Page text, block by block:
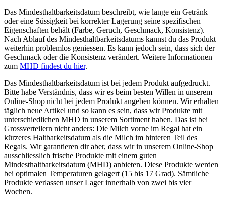
Das Mindesthaltbarkeitsdatum beschreibt, wie lange ein Getränk
oder eine Süssigkeit bei korrekter Lagerung seine spezifischen
Eigenschaften behält (Farbe, Geruch, Geschmack, Konsistenz).
Nach Ablauf des Mindesthaltbarkeitsdatums kannst du das Produkt
weiterhin problemlos geniessen. Es kann jedoch sein, dass sich der
Geschmack oder die Konsistenz verändert. Weitere Informationen
zum MHD findest du hier.
Das Mindesthaltbarkeitsdatum ist bei jedem Produkt aufgedruckt.
Bitte habe Verständnis, dass wir es beim besten Willen in unserem
Online-Shop nicht bei jedem Produkt angeben können. Wir erhalten
täglich neue Artikel und so kann es sein, dass wir Produkte mit
unterschiedlichen MHD in unserem Sortiment haben. Das ist bei
Grossverteilern nicht anders: Die Milch vorne im Regal hat ein
kürzeres Haltbarkeitsdatum als die Milch im hinteren Teil des
Regals. Wir garantieren dir aber, dass wir in unserem Online-Shop
ausschliesslich frische Produkte mit einem guten
Mindesthaltbarkeitsdatum (MHD) anbieten. Diese Produkte werden
bei optimalen Temperaturen gelagert (15 bis 17 Grad). Sämtliche
Produkte verlassen unser Lager innerhalb von zwei bis vier
Wochen.